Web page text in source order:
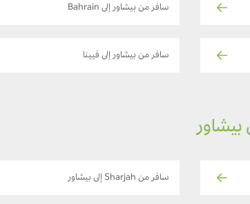
سافر من بيشاور إلى Bahrain
سافر من بيشاور إلى فيينا
بيشاور
سافر من Sharjah إلى بيشاور